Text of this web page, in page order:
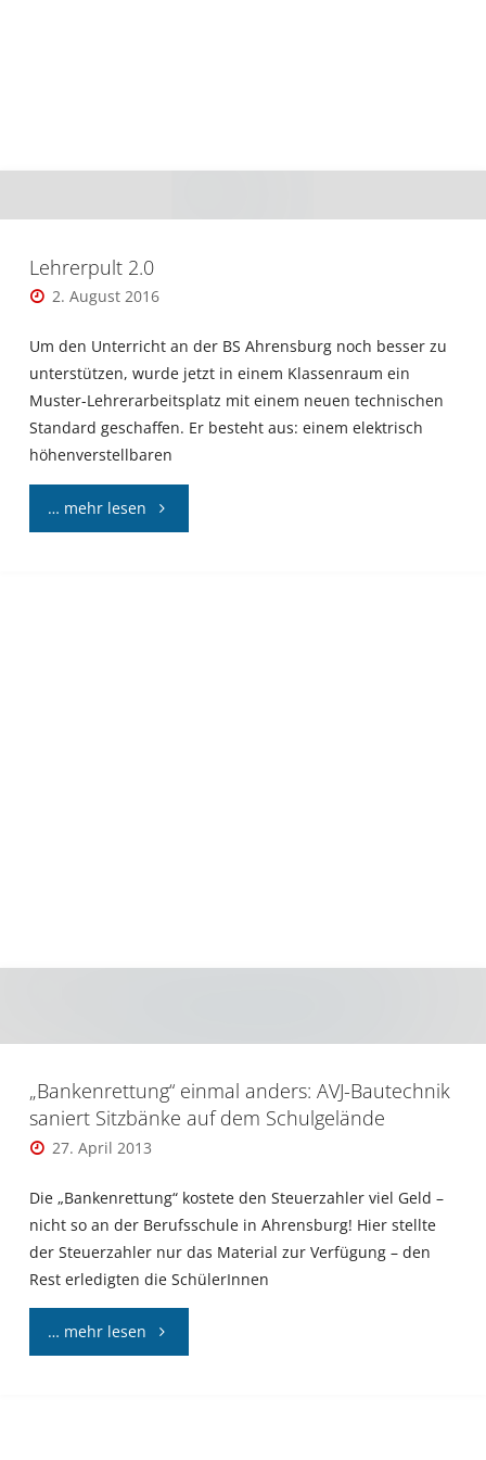
Lehrerpult 2.0
2. August 2016
Um den Unterricht an der BS Ahrensburg noch besser zu
unterstützen, wurde jetzt in einem Klassenraum ein
Muster-Lehrerarbeitsplatz mit einem neuen technischen
Standard geschaffen. Er besteht aus: einem elektrisch
höhenverstellbaren
… mehr lesen "Lehrerpult
„Bankenrettung“ einmal anders: AVJ-Bautechnik
saniert Sitzbänke auf dem Schulgelände
27. April 2013
Die „Bankenrettung“ kostete den Steuerzahler viel Geld –
nicht so an der Berufsschule in Ahrensburg! Hier stellte
der Steuerzahler nur das Material zur Verfügung – den
Rest erledigten die SchülerInnen
… mehr lesen "„Bankenrettung“